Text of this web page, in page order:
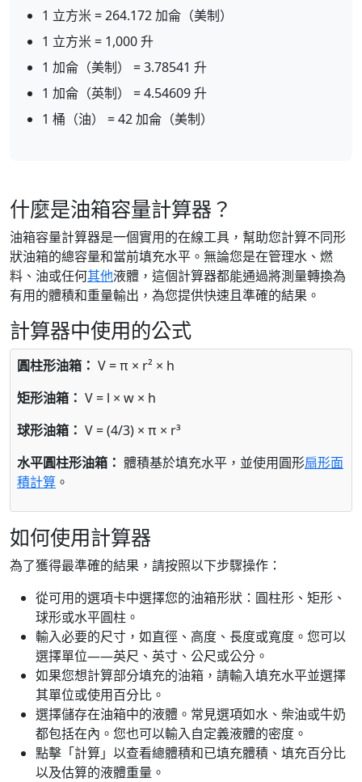
1 立方米 = 264.172 加侖（美制）
1 立方米 = 1,000 升
1 加侖（美制） = 3.78541 升
1 加侖（英制） = 4.54609 升
1 桶（油） = 42 加侖（美制）
什麼是油箱容量計算器？
油箱容量計算器是一個實用的在線工具，幫助您計算不同形
狀油箱的總容量和當前填充水平。無論您是在管理水、燃
料、油或任何其他液體，這個計算器都能通過將測量轉換為
有用的體積和重量輸出，為您提供快速且準確的結果。
計算器中使用的公式
圓柱形油箱： V = π × r² × h
矩形油箱： V = l × w × h
球形油箱： V = (4/3) × π × r³
水平圓柱形油箱： 體積基於填充水平，並使用圓形扇形面
積計算 。
如何使用計算器
為了獲得最準確的結果，請按照以下步驟操作：
從可用的選項卡中選擇您的油箱形狀：圓柱形、矩形、
球形或水平圓柱。
輸入必要的尺寸，如直徑、高度、長度或寬度。您可以
選擇單位——英尺、英寸、公尺或公分。
如果您想計算部分填充的油箱，請輸入填充水平並選擇
其單位或使用百分比。
選擇儲存在油箱中的液體。常見選項如水、柴油或牛奶
都包括在內。您也可以輸入自定義液體的密度。
點擊「計算」以查看總體積和已填充體積、填充百分比
以及估算的液體重量。